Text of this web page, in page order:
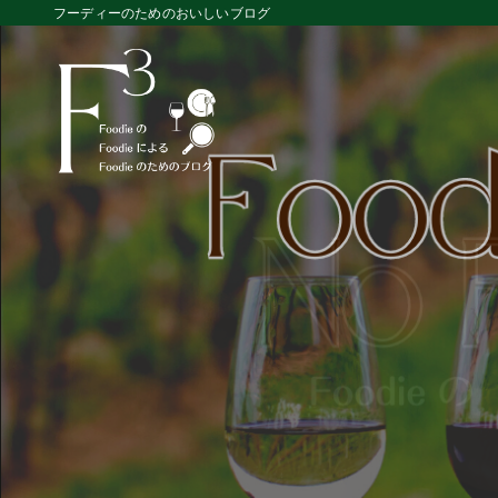
フーディーのためのおいしいブログ